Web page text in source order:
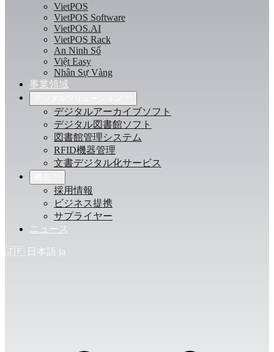
VietPOS
VietPOS Software
VietPOS.AI
VietPOS Rack
An Ninh Số
Việt Easy
Nhân Sự Vàng
事業領域
デジタルアーカイブソフト
デジタル図書館ソフト
図書館管理システム
RFID機器管理
文書デジタル化サービス
採用情報
ビジネス提携
サプライヤー
ニュース
🇯🇵 日本語 ja